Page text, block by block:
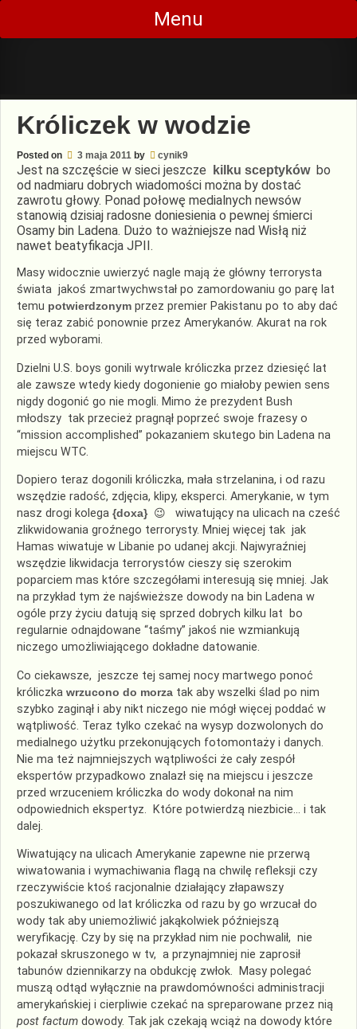
Skip
content
Menu
Króliczek w wodzie
Posted on 3 maja 2011 by cynik9
Jest na szczęście w sieci jeszcze kilku sceptykówbo
od nadmiaru dobrych wiadomości można by dostać
zawrotu głowy. Ponad połowę medialnych newsów
stanowią dzisiaj radosne doniesienia o pewnej śmierci
Osamy bin Ladena. Dużo to ważniejsze nad Wisłą niż
nawet beatyfikacja JPII.
Masy widocznie uwierzyć nagle mają że główny terrorysta
świata jakoś zmartwychwstał po zamordowaniu go parę lat
temu potwierdzonym przez premier Pakistanu po to aby dać
się teraz zabić ponownie przez Amerykanów. Akurat na rok
przed wyborami.
Dzielni U.S. boys gonili wytrwale króliczka przez dziesięć lat
ale zawsze wtedy kiedy dogonienie go miałoby pewien sens
nigdy dogonić go nie mogli. Mimo że prezydent Bush
młodszy tak przecież pragnął poprzeć swoje frazesy o
“mission accomplished” pokazaniem skutego bin Ladena na
miejscu WTC.
Dopiero teraz dogonili króliczka, mała strzelanina, i od razu
wszędzie radość, zdjęcia, klipy, eksperci. Amerykanie, w tym
nasz drogi kolega {doxa}😉 wiwatujący na ulicach na cześć
zlikwidowania groźnego terrorysty. Mniej więcej tak jak
Hamas wiwatuje w Libanie po udanej akcji. Najwyraźniej
wszędzie likwidacja terrorystów cieszy się szerokim
poparciem mas które szczegółami interesują się mniej. Jak
na przykład tym że najświeższe dowody na bin Ladena w
ogóle przy życiu datują się sprzed dobrych kilku lat bo
regularnie odnajdowane “taśmy” jakoś nie wzmiankują
niczego umożliwiającego dokładne datowanie.
Co ciekawsze, jeszcze tej samej nocy martwego ponoć
króliczka wrzucono do morza tak aby wszelki ślad po nim
szybko zaginął i aby nikt niczego nie mógł więcej poddać w
wątpliwość. Teraz tylko czekać na wysyp dozwolonych do
medialnego użytku przekonujących fotomontaży i danych.
Nie ma też najmniejszych wątpliwości że cały zespół
ekspertów przypadkowo znalazł się na miejscu i jeszcze
przed wrzuceniem króliczka do wody dokonał na nim
odpowiednich ekspertyz. Które potwierdzą niezbicie… i tak
dalej.
Wiwatujący na ulicach Amerykanie zapewne nie przerwą
wiwatowania i wymachiwania flagą na chwilę refleksji czy
rzeczywiście ktoś racjonalnie działający złapawszy
poszukiwanego od lat króliczka od razu by go wrzucał do
wody tak aby uniemożliwić jakąkolwiek późniejszą
weryfikację. Czy by się na przykład nim nie pochwalił, nie
pokazał skruszonego w tv, a przynajmniej nie zaprosił
tabunów dziennikarzy na obdukcję zwłok. Masy polegać
muszą odtąd wyłącznie na prawdomówności administracji
amerykańskiej i cierpliwie czekać na spreparowane przez nią
post factum dowody. Tak jak czekają wciąż na dowody które